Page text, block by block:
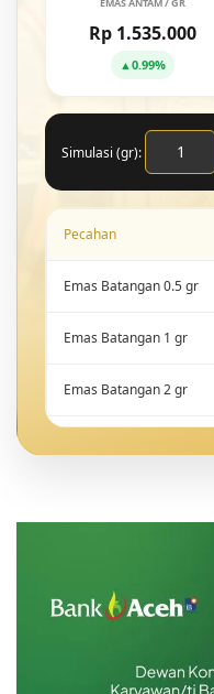
Rp 1.535.000
▲ 0.99%
Simulasi (gr):
Pecahan
Emas Batangan 0.5 gr
Emas Batangan 1 gr
Emas Batangan 2 gr
Emas Batangan 50 gr